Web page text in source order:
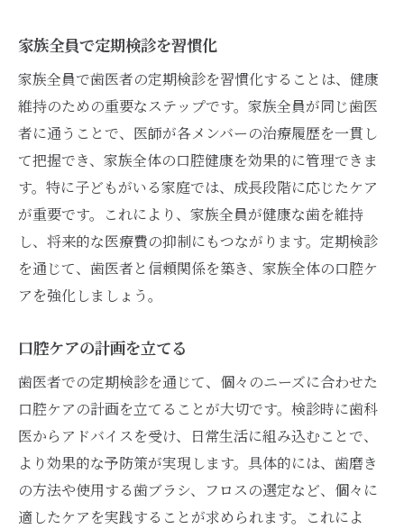
家族全員で定期検診を習慣化
家族全員で歯医者の定期検診を習慣化することは、健康
維持のための重要なステップです。家族全員が同じ歯医
者に通うことで、医師が各メンバーの治療履歴を一貫し
て把握でき、家族全体の口腔健康を効果的に管理できま
す。特に子どもがいる家庭では、成長段階に応じたケア
が重要です。これにより、家族全員が健康な歯を維持
し、将来的な医療費の抑制にもつながります。定期検診
を通じて、歯医者と信頼関係を築き、家族全体の口腔ケ
アを強化しましょう。
口腔ケアの計画を立てる
歯医者での定期検診を通じて、個々のニーズに合わせた
口腔ケアの計画を立てることが大切です。検診時に歯科
医からアドバイスを受け、日常生活に組み込むことで、
より効果的な予防策が実現します。具体的には、歯磨き
の方法や使用する歯ブラシ、フロスの選定など、個々に
適したケアを実践することが求められます。これによ